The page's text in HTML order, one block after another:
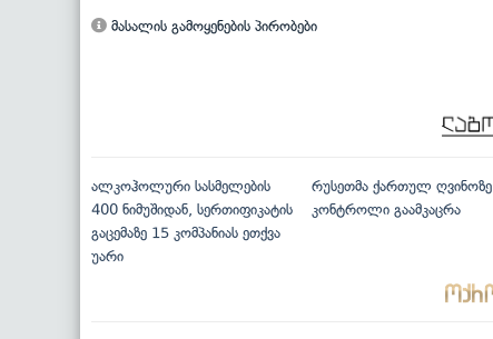
მასალის გამოყენების პირობები
ალკოჰოლური სასმელების
400 ნიმუშიდან, სერთიფიკატის
გაცემაზე 15 კომპანიას ეთქვა
უარი
რუსეთმა ქართულ ღვინოზე
კონტროლი გაამკაცრა